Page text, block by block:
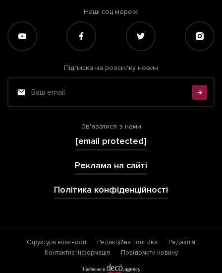
Наші соц мережі
Підписка на розсилку новин
Зв'язатися з нами
[email protected]
Реклама на сайті
Політика конфіденційності
Структура власності Редакційна політика
Редакція
Контактна інформація
Повідомити новину